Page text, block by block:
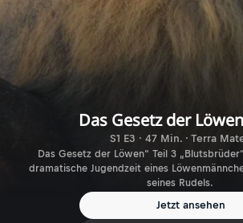
Das Gesetz der
S1 E3 · 47 Min. · Terra
Das Gesetz der Löwen“ Teil 3
dramatische Jugendzeit eines
seines Rudels.
Jetzt ansehen